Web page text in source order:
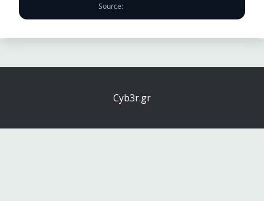
Source:
Cyb3r.gr